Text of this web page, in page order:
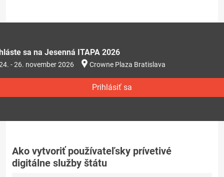
sa na Jesenná ITAPA 2026
- 26. november 2026 Crowne Plaza Bratislava
Prihlásiť sa
Ako vytvoriť používateľsky prívetivé
digitálne služby štátu